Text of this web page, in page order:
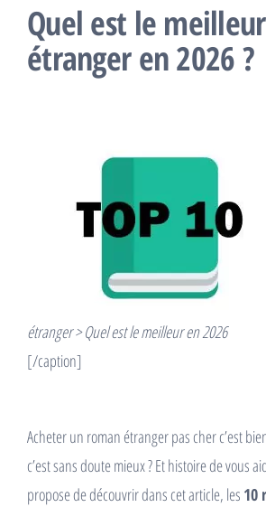
Quel est le
étranger en 2026 ?
étranger > Quel est le meilleur en 2026
[/caption]
Acheter un roman étranger pas cher c’est
c’est sans doute mieux ? Et histoire de vous
propose de découvrir dans cet article, les 10